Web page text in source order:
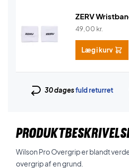
ZERV
49,00 kr.
Læg i kurv
30 dagesfuld returret
Wilson Pro Overgrip er blandt
overgrip af en grund.